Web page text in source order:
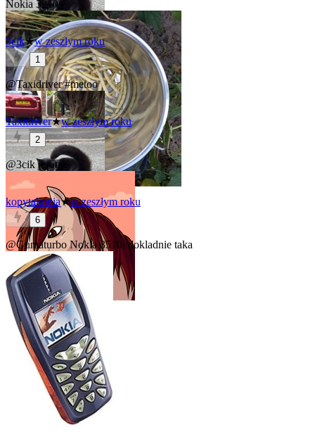
Nokia 3210
3cik★w zeszłym roku
1
@Taxidriver #metoo
Taxidriver★w zeszłym roku
2
@3cikjeronie
kopytakonia★w zeszłym roku
6
@GumaturboNokia 3510i dokladnie taka